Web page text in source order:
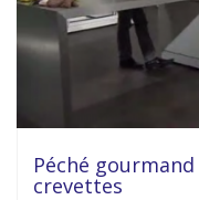
Péché
crevettes